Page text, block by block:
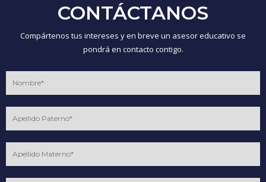
CONTÁCTANOS
Compártenos tus intereses y en breve un asesor educativo se
pondrá en contacto contigo.